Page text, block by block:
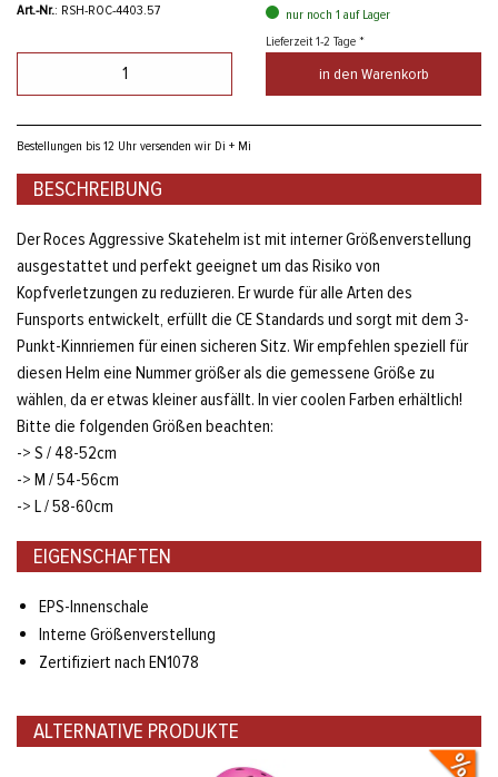
Art.-Nr.: RSH-ROC-4403.57
nur noch 1 auf Lager
Lieferzeit 1-2 Tage *
in den Warenkorb
Bestellungen bis 12 Uhr versenden wir Di + Mi
BESCHREIBUNG
Der Roces Aggressive Skatehelm ist mit interner Größenverstellung
ausgestattet und perfekt geeignet um das Risiko von
Kopfverletzungen zu reduzieren. Er wurde für alle Arten des
Funsports entwickelt, erfüllt die CE Standards und sorgt mit dem 3-
Punkt-Kinnriemen für einen sicheren Sitz. Wir empfehlen speziell für
diesen Helm eine Nummer größer als die gemessene Größe zu
wählen, da er etwas kleiner ausfällt. In vier coolen Farben erhältlich!
Bitte die folgenden Größen beachten:
-> S / 48-52cm
-> M / 54-56cm
-> L / 58-60cm
EIGENSCHAFTEN
EPS-Innenschale
Interne Größenverstellung
Zertifiziert nach EN1078
ALTERNATIVE PRODUKTE